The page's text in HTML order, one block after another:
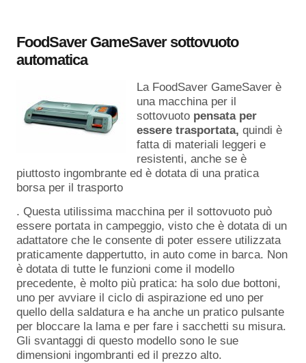
FoodSaver GameSaver sottovuoto
automatica
La FoodSaver GameSaver è
una macchina per il
sottovuoto pensata per
essere trasportata, quindi è
fatta di materiali leggeri e
resistenti, anche se è
piuttosto ingombrante ed è dotata di una pratica
borsa per il trasporto
. Questa utilissima macchina per il sottovuoto può
essere portata in campeggio, visto che è dotata di un
adattatore che le consente di poter essere utilizzata
praticamente dappertutto, in auto come in barca. Non
è dotata di tutte le funzioni come il modello
precedente, è molto più pratica: ha solo due bottoni,
uno per avviare il ciclo di aspirazione ed uno per
quello della saldatura e ha anche un pratico pulsante
per bloccare la lama e per fare i sacchetti su misura.
Gli svantaggi di questo modello sono le sue
dimensioni ingombranti ed il prezzo alto.